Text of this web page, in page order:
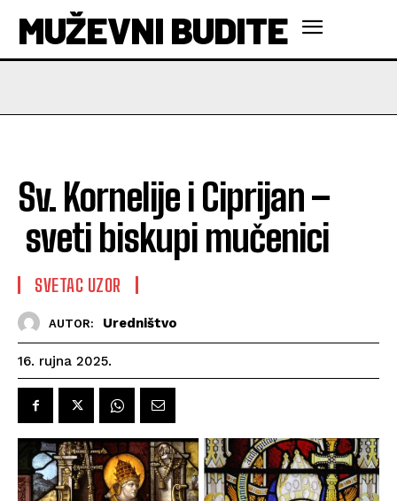
MUŽEVNI BUDITE
Sv. Kornelije i Ciprijan –
sveti biskupi mučenici
SVETAC UZOR
AUTOR: Uredništvo
16. rujna 2025.